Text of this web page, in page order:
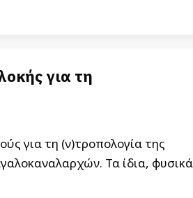
για τη
για τη (ν)τροπολογία της
Τα ίδια,